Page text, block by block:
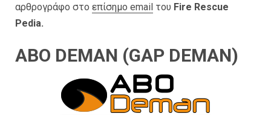
αρθρογράφο στο επίσημο email του Fire Rescue
Pedia.
ABO DEMAN (GAP DEMAN)